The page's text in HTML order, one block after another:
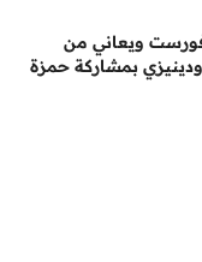
ويعاني من
بمشاركة حمزة